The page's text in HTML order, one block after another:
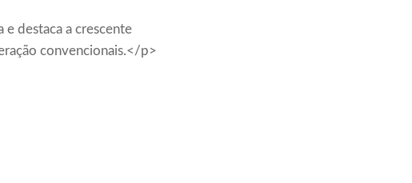
e destaca a crescente
convencionais.</p>